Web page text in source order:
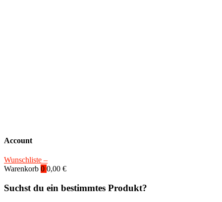
Account
Wunschliste –
Warenkorb 0 0,00 €
Suchst du ein bestimmtes Produkt?